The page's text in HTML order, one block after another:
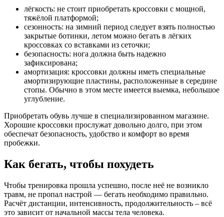
лёгкость: не стоит приобретать кроссовки с мощной,
тяжёлой платформой;
сезонность: на зимний период следует взять полностью
закрытые ботинки, летом можно бегать в лёгких
кроссовках со вставками из сеточки;
безопасность: нога должна быть надежно
зафиксирована;
амортизация: кроссовки должны иметь специальные
амортизирующие пластины, расположенные в середине
стопы. Обычно в этом месте имеется выемка, небольшое
углубление.
Приобретать обувь лучше в специализированном магазине.
Хорошие кроссовки прослужат довольно долго, при этом
обеспечат безопасность, удобство и комфорт во время
пробежки.
Как бегать, чтобы похудеть
Чтобы тренировка прошла успешно, после неё не возникло
травм, не пропал настрой — бегать необходимо правильно.
Расчёт дистанции, интенсивность, продолжительность – всё
это зависит от начальной массы тела человека.